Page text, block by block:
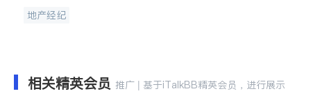
地产经纪
相关精英会员 推广 | 基于iTalkBB精英会员，进行展示